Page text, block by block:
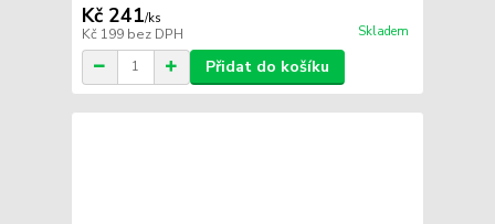
Kč 241/ks
Kč 199 bez DPH Skladem
Přidat do košíku